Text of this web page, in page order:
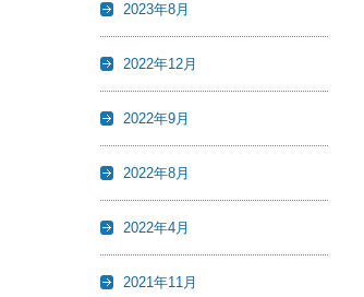
2023年8月
2022年12月
2022年9月
2022年8月
2022年4月
2021年11月